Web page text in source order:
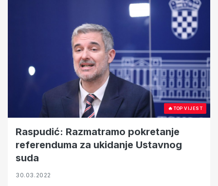
🔥TOP VIJEST
Raspudić: Razmatramo pokretanje
referenduma za ukidanje Ustavnog
suda
30.03.2022